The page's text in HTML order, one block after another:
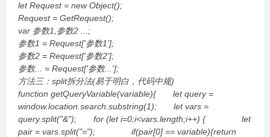
let Request = new Object();
Request = GetRequest();
var 参数1,参数2 ...;
参数1 = Request['参数1'];
参数2 = Request['参数2'];
参数... = Request['参数...'];
方法三：split拆分法(易于明白，代码中规)
function getQueryVariable(variable){ let query =
window.location.search.substring(1); let vars =
query.split("&"); for (let i=0;i<vars.length;i++) { let
pair = vars .split("="); if(pair[0] == variable){return